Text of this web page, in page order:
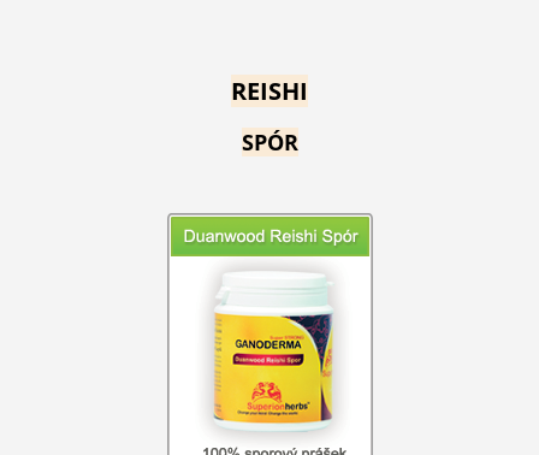
REISHI
SPÓR